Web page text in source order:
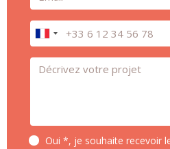
Téléphone
Message *
Oui *, je souhaite recevoir